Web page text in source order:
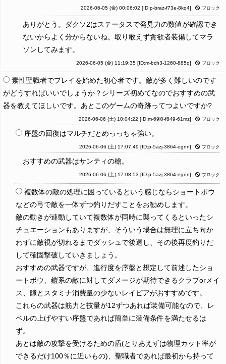
2026-06-05 (金) 00:06:02 [ID:p-braz-f73e-8kq4] ブロック
ありがとう。ダクソ2はステータスで発見力の数値が確認でき
ないからよく分からないね。取り敢えず貪欲者装備してマラ
ソンしてみます。
2026-06-05 (金) 11:19:35 [ID:m-bch3-1260-885q] ブロック
素性聖職者でプレイを始めた初心者です。敵が多く難しいのです
がどうすればいいでしょうか？シリーズ初めてなのでおすすめの武
器を教えてほしいです。あとこのゲームの奇跡ってつよいですか?
2026-06-06 (土) 10:04:22 [ID:m-69l0-f849-61mz] ブロック
序盤の回復はマルチだとめっっちゃ強い。
2026-06-06 (土) 17:07:49 [ID:p-5azj-3864-egnn] ブロック
おすすめの武器はサンティの槍。
2026-06-06 (土) 17:08:53 [ID:p-5azj-3864-egnn] ブロック
複数体の敵の処理に困っているという感じならショートボウ
などの弓で敵を一体ずつ釣りだすことをお勧めします。
敵の動きが連動していて複数体が同時に襲ってくるといったシ
チュエーションもありますが、そういう場合は無理に立ち向か
わずに敵視が切れるまでダッシュで後退し、その後再度釣りだ
して確固撃破していきましょう。
おすすめの武器ですが、進行度を序盤と想定して前述したショ
ートボウ、鎧系の敵に対してダメージが期待できるクラブorメイ
ス、隙とスタミナ消費量の少ないレイピアがおすすめです。
これらの武器は筋力と技量が12ずつあれば装備可能なので、レ
ベルの上げやすい序盤であれば簡単に装備条件を満たせるは
ず。
あとは敵の攻撃を受けるための盾(とりあえずは物理カット率が
できるだけ100％に近いもの)、聖職者であれば最初から持って